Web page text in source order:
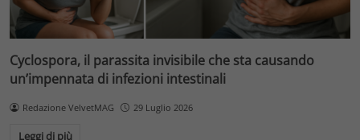
Cyclospora, il parassita invisibile che sta causando
un’impennata di infezioni intestinali
Redazione VelvetMAG 29 Luglio 2026
Leggi di più